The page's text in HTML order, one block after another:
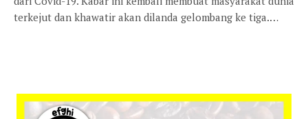
terkejut dan khawatir akan dilanda gelombang ke tiga.…